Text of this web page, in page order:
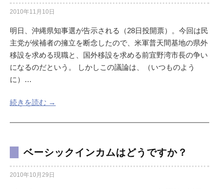
2010年11月10日
明日、沖縄県知事選が告示される（28日投開票）。今回は民
主党が候補者の擁立を断念したので、米軍普天間基地の県外
移設を求める現職と、国外移設を求める前宜野湾市長の争い
になるのだという。 しかしこの議論は、（いつものよう
に）…
続きを読む →
ベーシックインカムはどうですか？
2010年10月29日